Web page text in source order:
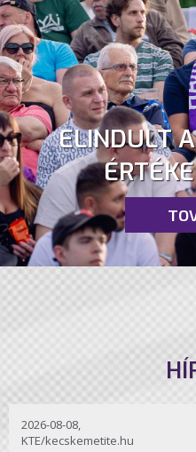
ELINDULT
2026-08-08,
KTE/kecskemetite.hu